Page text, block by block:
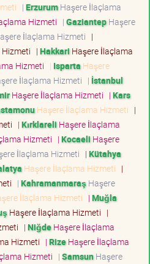
| ErzurumHaşere İlaçlama
Hizmeti | GaziantepHaşere
İlaçlama Hizmeti |
| Hakkari Haşere İlaçlama
Hizmeti | Isparta Haşere
İlaçlama Hizmeti | İstanbul
Haşere İlaçlama Hizmeti | Kars
Haşere İlaçlama Hizmeti |
| Kırklareli Haşere İlaçlama
Hizmeti | Kocaeli Haşere
İlaçlama Hizmeti | Kütahya
Haşere İlaçlama Hizmeti |
| Kahramanmaraş Haşere
İlaçlama Hizmeti | Muğla
Haşere İlaçlama Hizmeti |
| NiğdeHaşere İlaçlama
Hizmeti | RizeHaşere İlaçlama
Hizmeti | SamsunHaşere